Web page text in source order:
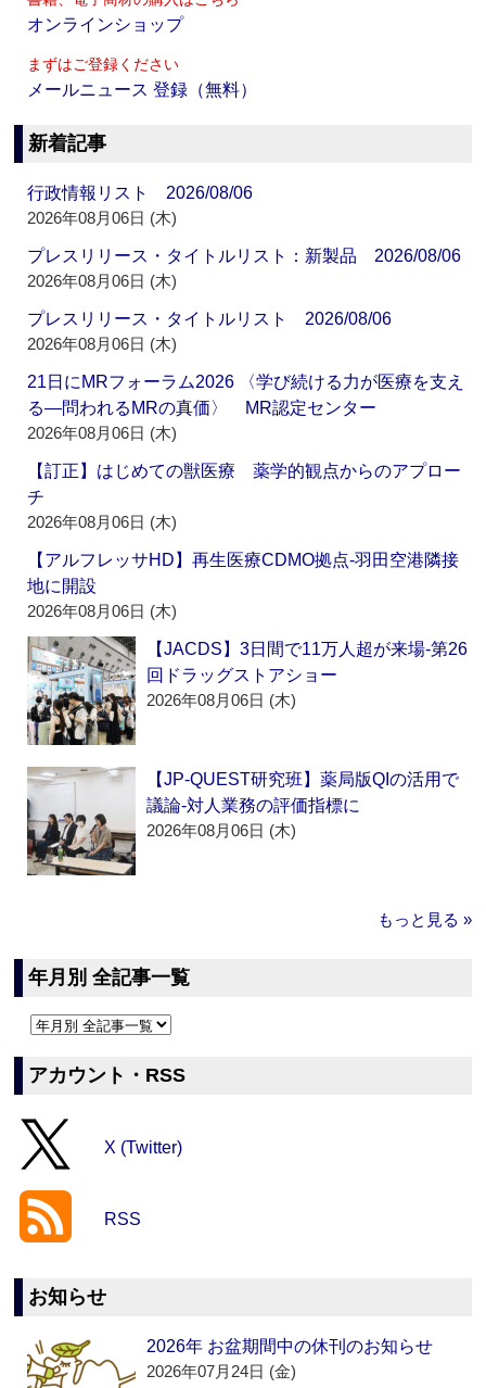
オンラインショップ
まずはご登録ください
メールニュース 登録（無料）
新着記事
行政情報リスト 2026/08/06
2026年08月06日 (木)
プレスリリース・タイトルリスト：新製品 2026/08/06
2026年08月06日 (木)
プレスリリース・タイトルリスト 2026/08/06
2026年08月06日 (木)
21日にMRフォーラム2026 〈学び続ける力が医療を支え
る―問われるMRの真価〉 MR認定センター
2026年08月06日 (木)
【訂正】はじめての獣医療 薬学的観点からのアプロー
チ
2026年08月06日 (木)
【アルフレッサHD】再生医療CDMO拠点‐羽田空港隣接
地に開設
2026年08月06日 (木)
【JACDS】3日間で11万人超が来場‐第26
回ドラッグストアショー
2026年08月06日 (木)
【JP-QUEST研究班】薬局版QIの活用で
議論‐対人業務の評価指標に
2026年08月06日 (木)
もっと見る »
年月別 全記事一覧
アカウント・RSS
X (Twitter)
RSS
お知らせ
2026年 お盆期間中の休刊のお知らせ
2026年07月24日 (金)